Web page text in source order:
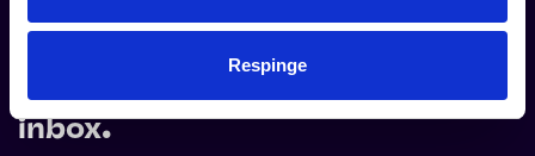
Respinge
Tot ce te intereseaza, direct in
inbox.